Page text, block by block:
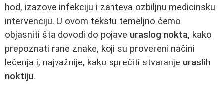
hod, izazove infekciju i zahteva ozbiljnu medicinsku
intervenciju. U ovom tekstu temeljno ćemo
objasniti šta dovodi do pojave uraslog nokta, kako
prepoznati rane znake, koji su provereni načini
lečenja i, najvažnije, kako sprečiti stvaranje uraslih
noktiju.